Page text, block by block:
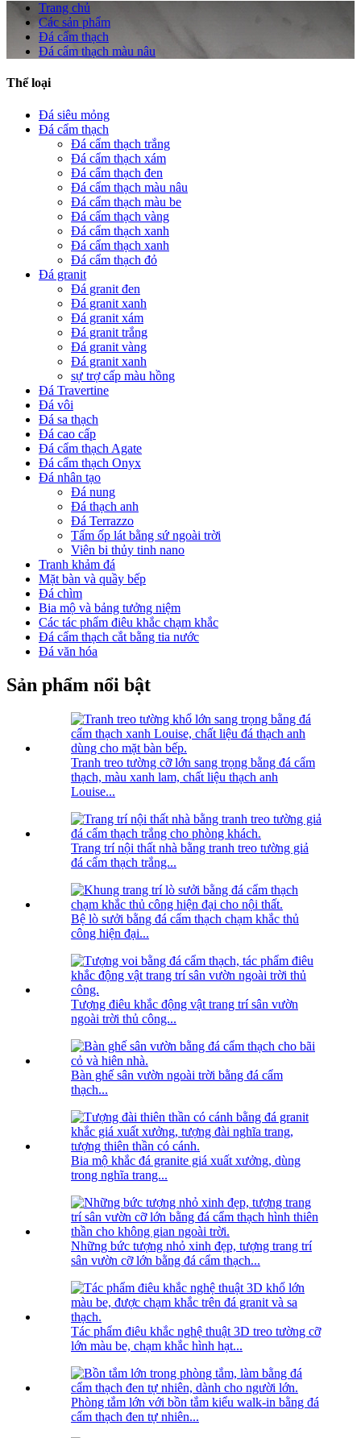
Trang chủ
Các sản phẩm
Đá cẩm thạch
Đá cẩm thạch màu nâu
Thể loại
Đá siêu mỏng
Đá cẩm thạch
Đá cẩm thạch trắng
Đá cẩm thạch xám
Đá cẩm thạch đen
Đá cẩm thạch màu nâu
Đá cẩm thạch màu be
Đá cẩm thạch vàng
Đá cẩm thạch xanh
Đá cẩm thạch xanh
Đá cẩm thạch đỏ
Đá granit
Đá granit đen
Đá granit xanh
Đá granit xám
Đá granit trắng
Đá granit vàng
Đá granit xanh
sự trợ cấp màu hồng
Đá Travertine
Đá vôi
Đá sa thạch
Đá cao cấp
Đá cẩm thạch Agate
Đá cẩm thạch Onyx
Đá nhân tạo
Đá nung
Đá thạch anh
Đá Terrazzo
Tấm ốp lát bằng sứ ngoài trời
Viên bi thủy tinh nano
Tranh khảm đá
Mặt bàn và quầy bếp
Đá chìm
Bia mộ và bảng tưởng niệm
Các tác phẩm điêu khắc chạm khắc
Đá cẩm thạch cắt bằng tia nước
Đá văn hóa
Sản phẩm nổi bật
Tranh treo tường cỡ lớn sang trọng bằng đá cẩm
thạch, màu xanh lam, chất liệu thạch anh
Louise...
Trang trí nội thất nhà bằng tranh treo tường giả
đá cẩm thạch trắng...
Bệ lò sưởi bằng đá cẩm thạch chạm khắc thủ
công hiện đại...
Tượng điêu khắc động vật trang trí sân vườn
ngoài trời thủ công...
Bàn ghế sân vườn ngoài trời bằng đá cẩm
thạch...
Bia mộ khắc đá granite giá xuất xưởng, dùng
trong nghĩa trang...
Những bức tượng nhỏ xinh đẹp, tượng trang trí
sân vườn cỡ lớn bằng đá cẩm thạch...
Tác phẩm điêu khắc nghệ thuật 3D treo tường cỡ
lớn màu be, chạm khắc hình hạt...
Phòng tắm lớn với bồn tắm kiểu walk-in bằng đá
cẩm thạch đen tự nhiên...